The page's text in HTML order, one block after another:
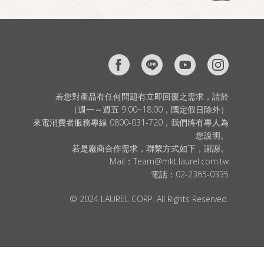
若您對產品有任何問題有立即回覆之需求，請於
（週一～週五 9:00~18:00，國定假日除外）
來電消費者服務專線 0800-031-720，我們將有專人為
您說明。
若是廠商合作需求，聯繫方式如下，謝謝。
Mail： Team@mkt.laurel.com.tw
電話： 02-2365-0335
© 2024 LAUREL CORP. All Rights Reserved.